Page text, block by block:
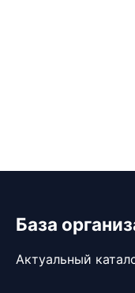
База
Актуальный